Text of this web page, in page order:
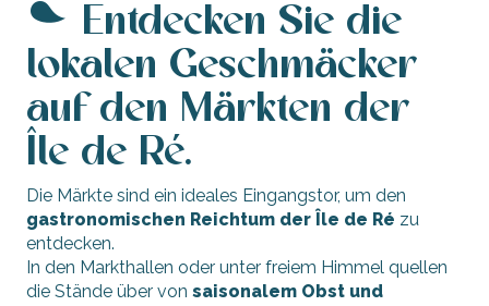
Entdecken Sie die
lokalen Geschmäcker
auf den Märkten der
Île de Ré.
Die Märkte sind ein ideales Eingangstor, um den
gastronomischen Reichtum der Île de Ré zu
entdecken.
In den Markthallen oder unter freiem Himmel quellen
die Stände über von saisonalem Obst und